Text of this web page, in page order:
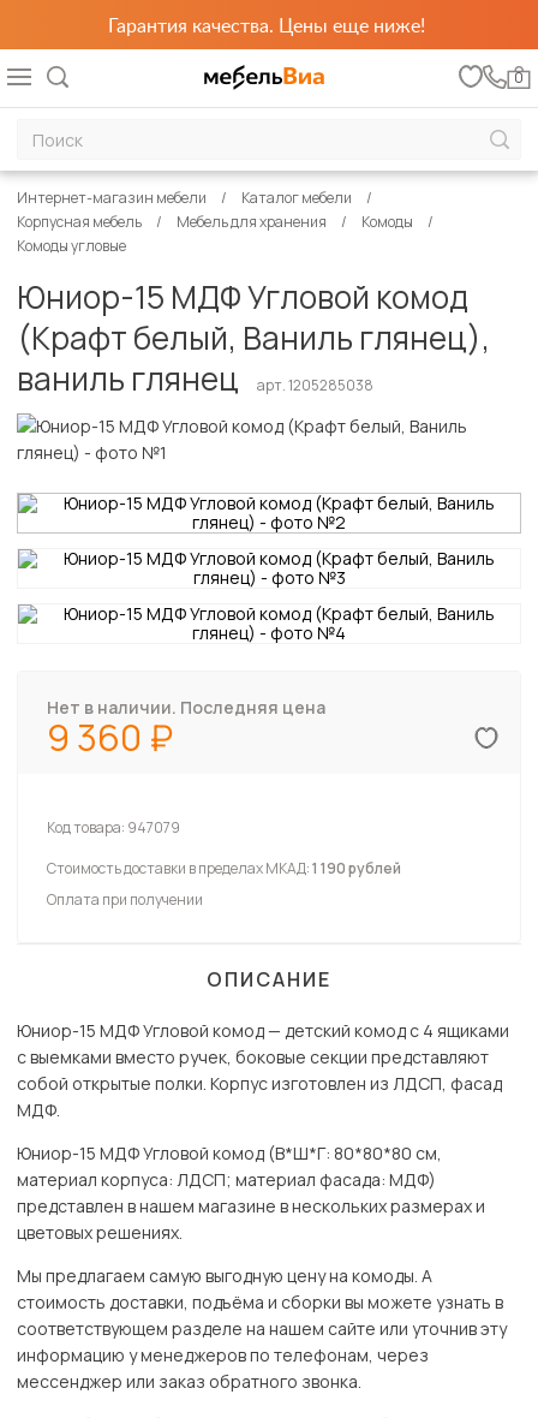
Гарантия качества. Цены еще ниже!
0
Интернет-магазин мебели
Каталог мебели
Корпусная мебель
Мебель для хранения
Комоды
Комоды угловые
Юниор-15 МДФ Угловой комод
(Крафт белый, Ваниль глянец),
ваниль глянец
арт. 1205285038
Нет в наличии. Последняя цена
9 360
Код товара: 947079
Стоимость доставки в пределах МКАД:1 190 рублей
Оплата при получении
ОПИСАНИЕ
Юниор-15 МДФ Угловой комод — детский комод с 4 ящиками
с выемками вместо ручек, боковые секции представляют
собой открытые полки. Корпус изготовлен из ЛДСП, фасад
МДФ.
Юниор-15 МДФ Угловой комод (В*Ш*Г: 80*80*80 см,
материал корпуса: ЛДСП; материал фасада: МДФ)
представлен в нашем магазине в нескольких размерах и
цветовых решениях.
Мы предлагаем самую выгодную цену на комоды. А
стоимость доставки, подъёма и сборки вы можете узнать в
соответствующем разделе на нашем сайте или уточнив эту
информацию у менеджеров по телефонам, через
мессенджер или заказ обратного звонка.